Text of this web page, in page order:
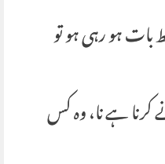
ہو رہی ہو تو
کرنا ہے نا، وہ کس